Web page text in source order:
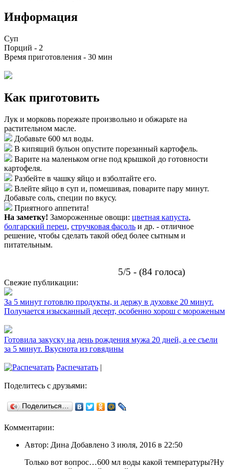
Информация
Суп
Порций - 2
Время приготовления - 30 мин
Как приготовить
Лук и морковь порежьте произвольно и обжарьте на
растительном масле.
Добавьте 600 мл воды.
В кипящий бульон опустите порезанный картофель.
Варите на маленьком огне под крышкой до готовности
картофеля.
Разбейте в чашку яйцо и взболтайте его.
Влейте яйцо в суп и, помешивая, поварите пару минут.
Добавьте соль, специи по вкусу.
Приятного аппетита!
На заметку! Замороженные овощи: цветная капуста,
болгарский перец, стручковая фасоль и др. - отличное
решение, чтобы сделать такой обед более сытным и
питательным.
5/5 - (84 голоса)
Свежие публикации:
За 5 минут готовлю продукты, и держу в духовке 20 минут.
Получается изысканный десерт, особенно хорош с мороженым
Готовила закуску на день рождения мужа 20 дней, а ее съели
за 5 минут. Вкуснота из говядины
Распечатать |
Поделитесь с друзьями:
Поделиться…
Комментарии:
Автор: Дина Добавлено 3 июля, 2016 в 22:50
Только вот вопрос…600 мл воды какой температуры?Ну